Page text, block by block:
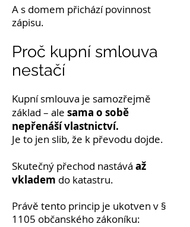
A s domem přichází povinnost
zápisu.
Proč kupní smlouva
nestačí
Kupní smlouva je samozřejmě
základ – ale sama o sobě
nepřenáší vlastnictví.
Je to jen slib, že k převodu dojde.
Skutečný přechod nastává až
vkladem do katastru.
Právě tento princip je ukotven v §
1105 občanského zákoníku: